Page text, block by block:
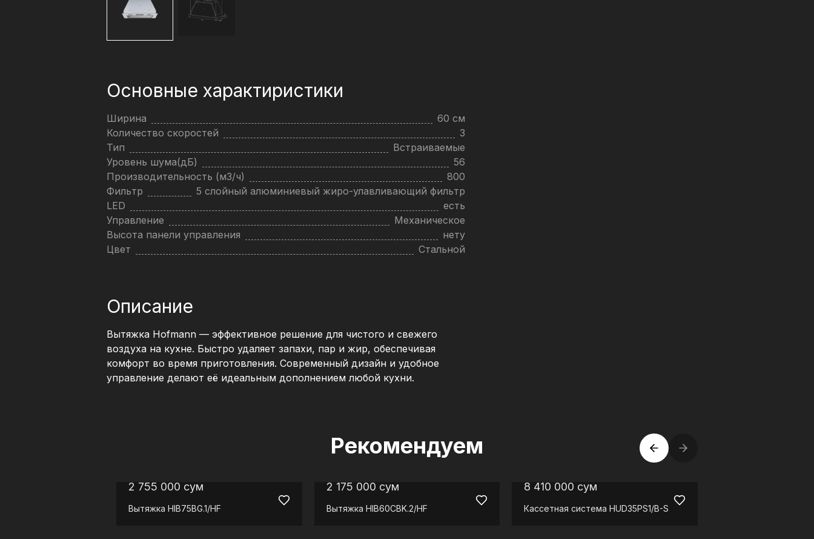
Основные характиристики
Ширина
60 см
Количество скоростей
3
Тип
Встраиваемые
Уровень шума(дБ)
56
Производительность (м3/ч)
800
Фильтр
5 слойный алюминиевый жиро-улавливающий фильтр
LED
есть
Управление
Механическое
Высота панели управления
нету
Цвет
Стальной
Описание
Вытяжка Hofmann — эффективное решение для чистого и свежего
воздуха на кухне. Быстро удаляет запахи, пар и жир, обеспечивая
комфорт во время приготовления. Современный дизайн и удобное
управление делают её идеальным дополнением любой кухни.
Рекомендуем
2 755 000 сум
Вытяжка HIB75BG.1/HF
2 175 000 сум
Вытяжка HIB60CBK.2/HF
8 410 000 сум
Кассетная система HUD35PS1/B-S